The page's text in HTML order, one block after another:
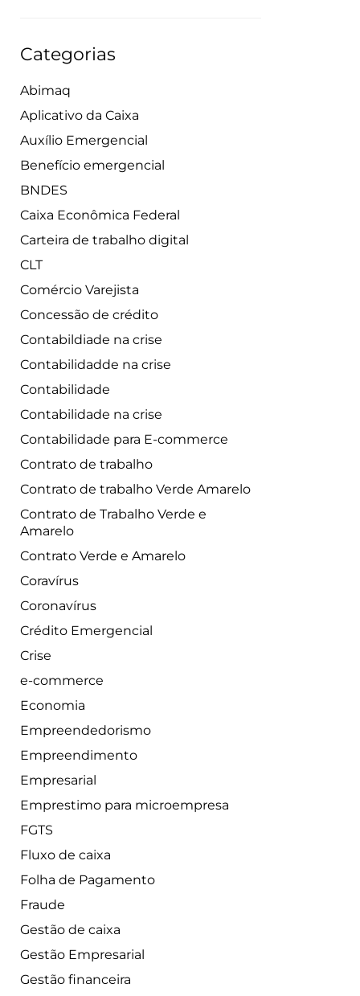
Categorias
Abimaq
Aplicativo da Caixa
Auxílio Emergencial
Benefício emergencial
BNDES
Caixa Econômica Federal
Carteira de trabalho digital
CLT
Comércio Varejista
Concessão de crédito
Contabildiade na crise
Contabilidadde na crise
Contabilidade
Contabilidade na crise
Contabilidade para E-commerce
Contrato de trabalho
Contrato de trabalho Verde Amarelo
Contrato de Trabalho Verde e
Amarelo
Contrato Verde e Amarelo
Coravírus
Coronavírus
Crédito Emergencial
Crise
e-commerce
Economia
Empreendedorismo
Empreendimento
Empresarial
Emprestimo para microempresa
FGTS
Fluxo de caixa
Folha de Pagamento
Fraude
Gestão de caixa
Gestão Empresarial
Gestão financeira